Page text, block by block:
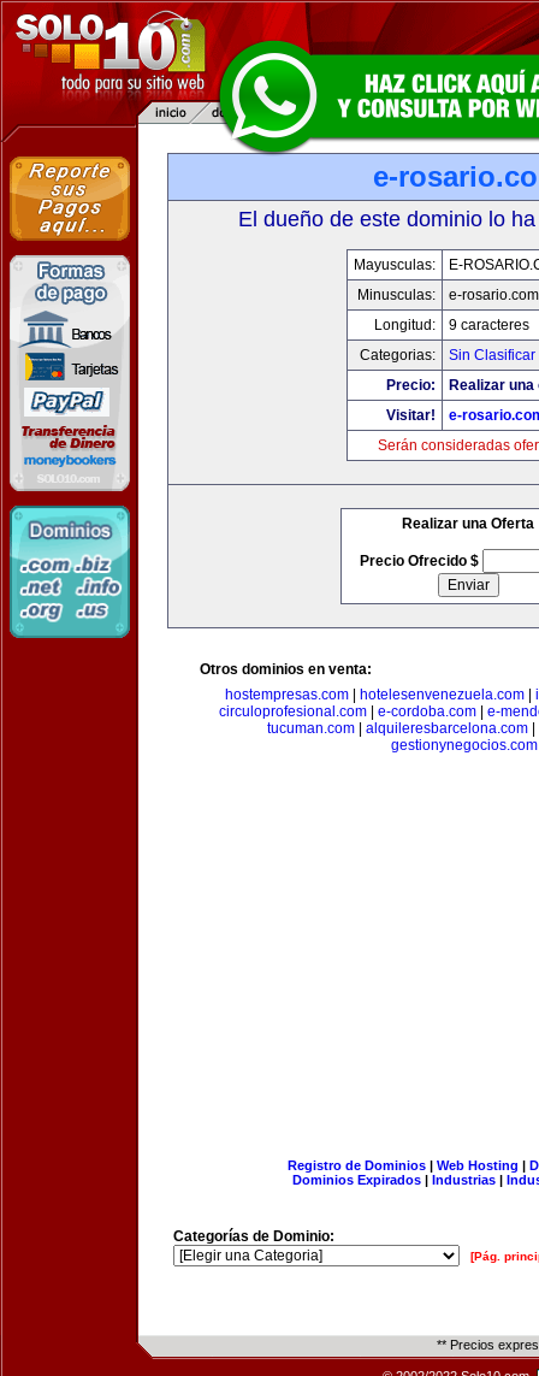
e-
El dueño de este dominio lo
Mayusculas:
E-
Minusculas:
e-rosario.com
Longitud:
9 caracteres
Categorias:
Sin Clasificar
Precio:
Realizar
Visitar!
e-
Serán consideradas
Realizar una Oferta
Precio Ofrecido $
Otros dominios en venta:
hostempresas.com
hotelesenvenezuela.com
circuloprofesional.com| e-cordoba.com| e-
tucuman.com
alquileresbarcelona.com
gestionynegocios.com
Registro de Dominios| Web Hosting |
Dominios Expirados | Industrias |
Categorías de Dominio:
[Pág.
** Precios